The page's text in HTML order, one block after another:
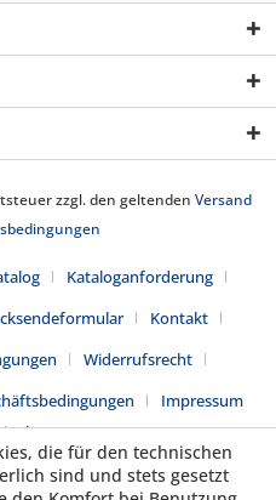
zzgl. den geltenden Versand
Kataloganforderung
Kontakt
Widerrufsrecht
Impressum
Shopware
die für den technischen
sind und stets gesetzt